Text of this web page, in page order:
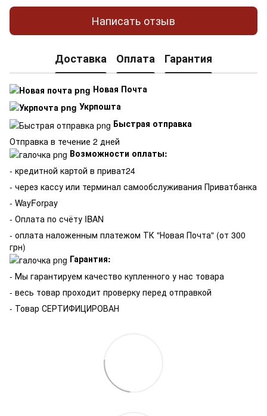
Написать отзыв
Доставка Оплата Гарантия
Новая Почта
Укрпошта
Быстрая отправка
Отправка в течение 2 дней
Возможности оплаты:
- кредитной картой в приват24
- через кассу или терминал самообслуживания Приватбанка
- WayForpay
- Оплата по счёту IBAN
- оплата наложенным платежом ТК "Новая Почта" (от 300
грн)
Гарантия:
- Мы гарантируем качество купленного у нас товара
- весь товар проходит проверку перед отправкой
- Товар СЕРТИФИЦИРОВАН